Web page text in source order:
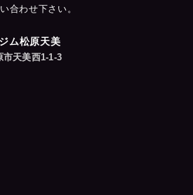
合わせ下さい。
ム松原天美
市天美西1-1-3